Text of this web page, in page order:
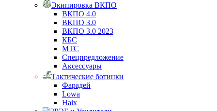
Экипировка ВКПО
ВКПО 4.0
ВКПО 3.0
ВКПО 3.0 2023
КБС
МТС
Спецпредложение
Аксессуары
Тактические ботинки
Фарадей
Lowa
Haix